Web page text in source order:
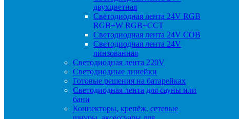
двухцветная
Светодиодная лента 24V RGB
RGB+W RGB+CCT
Светодиодная лента 24V COB
Светодиодная лента 24V
линзованная
Светодиодная лента 220V
Светодиодные линейки
Готовые решения на батарейках
Светодиодная лента для сауны или
бани
Коннекторы, крепёж, сетевые